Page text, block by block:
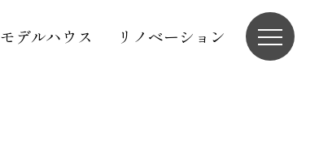
モデルハウス リノベーション